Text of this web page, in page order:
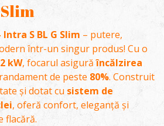
S BL G Slim – putere,
într-un singur produs! Cu o
kW, focarul asigurăîncălzirea
de peste 80%. Construit
și dotat cu sistem de
, oferă confort, eleganță și
flacără.